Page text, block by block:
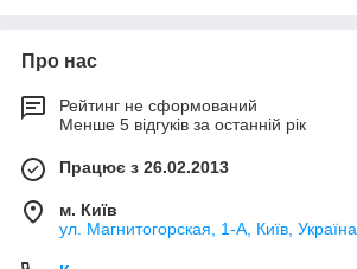
Про нас
Рейтинг не сформований
Менше 5 відгуків за останній рік
Працює з 26.02.2013
м. Київ
ул. Магнитогорская, 1-А, Київ, Україна